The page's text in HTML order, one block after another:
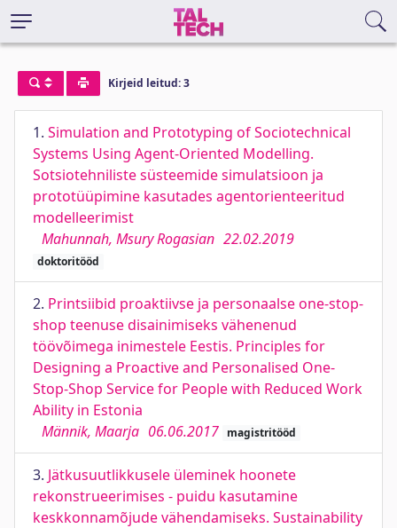
Kirjeid leitud: 3
1. Simulation and Prototyping of Sociotechnical
Systems Using Agent-Oriented Modelling.
Sotsiotehniliste süsteemide simulatsioon ja
prototüüpimine kasutades agentorienteeritud
modelleerimist
Mahunnah, Msury Rogasian 22.02.2019
doktoritööd
2. Printsiibid proaktiivse ja personaalse one-stop-
shop teenuse disainimiseks vähenenud
töövõimega inimestele Eestis. Principles for
Designing a Proactive and Personalised One-
Stop-Shop Service for People with Reduced Work
Ability in Estonia
Männik, Maarja 06.06.2017 magistritööd
3. Jätkusuutlikkusele üleminek hoonete
rekonstrueerimises - puidu kasutamine
keskkonnamõjude vähendamiseks. Sustainability